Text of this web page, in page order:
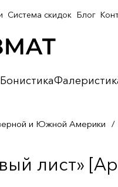
Бонистика
Система скидок Блог
и Южной Америки /
лист»